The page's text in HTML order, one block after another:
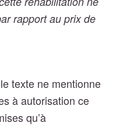
rapport au prix de
texte ne mentionne
à autorisation ce
qu’à